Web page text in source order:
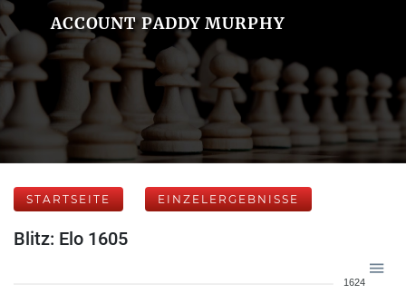
ACCOUNT PADDY MURPHY
STARTSEITE EINZELERGEBNISSE
Blitz: Elo 1605
1624